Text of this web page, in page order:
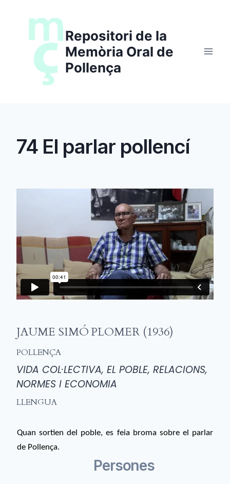
Repositori de la
Memòria Oral de
Pollença
74 El parlar pollencí
JAUME SIMÓ PLOMER (1936)
POLLENÇA
VIDA COL·LECTIVA, EL POBLE, RELACIONS,
NORMES I ECONOMIA
LLENGUA
Quan sortien del poble, es feia broma sobre el parlar
de Pollença.
Persones